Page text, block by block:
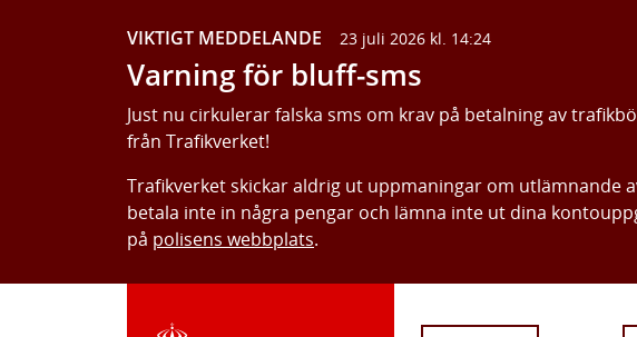
VIKTIGT MEDDELANDE 23 juli 2026 kl. 14:24
Varning för bluff-sms
Just nu cirkulerar falska sms om krav på betalning av
från Trafikverket!
Trafikverket skickar aldrig ut uppmaningar om utlämnande
betala inte in några pengar och lämna inte ut dina
på polisens webbplats.